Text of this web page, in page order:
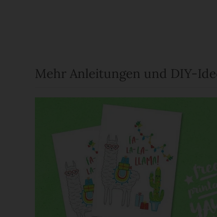
Mehr Anleitungen und DIY-